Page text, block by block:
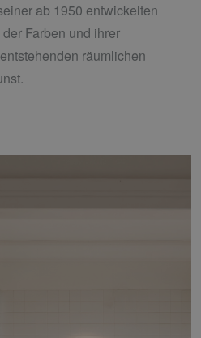
ab 1950 entwickelten
Farben und ihrer
räumlichen